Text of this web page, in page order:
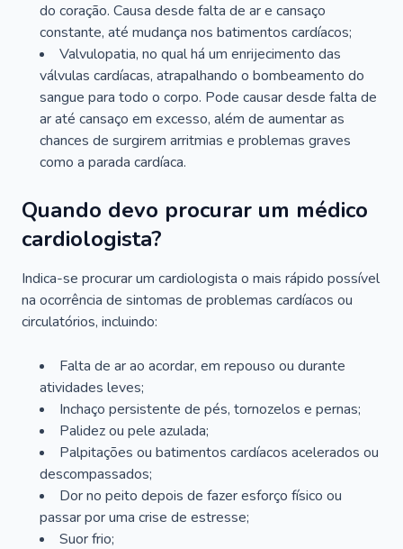
do coração. Causa desde falta de ar e cansaço
constante, até mudança nos batimentos cardíacos;
Valvulopatia, no qual há um enrijecimento das
válvulas cardíacas, atrapalhando o bombeamento do
sangue para todo o corpo. Pode causar desde falta de
ar até cansaço em excesso, além de aumentar as
chances de surgirem arritmias e problemas graves
como a parada cardíaca.
Quando devo procurar um médico
cardiologista?
Indica-se procurar um cardiologista o mais rápido possível
na ocorrência de sintomas de problemas cardíacos ou
circulatórios, incluindo:
Falta de ar ao acordar, em repouso ou durante
atividades leves;
Inchaço persistente de pés, tornozelos e pernas;
Palidez ou pele azulada;
Palpitações ou batimentos cardíacos acelerados ou
descompassados;
Dor no peito depois de fazer esforço físico ou
passar por uma crise de estresse;
Suor frio;